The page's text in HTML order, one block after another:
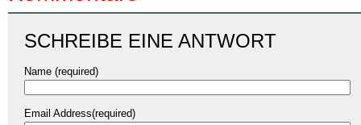
SCHREIBE EINE ANTWORT
Name (required)
Email Address(required)